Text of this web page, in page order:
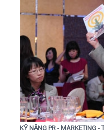
KỸ NĂNG PR - MARKETING -